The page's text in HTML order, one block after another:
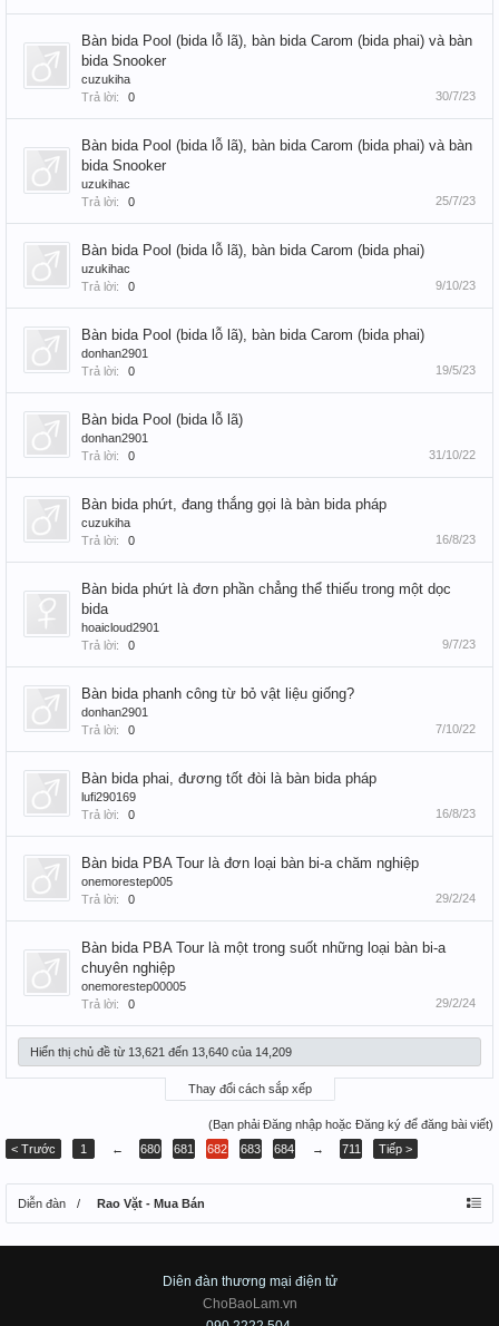
Bàn bida Pool (bida lỗ lã), bàn bida Carom (bida phai) và bàn
bida Snooker
cuzukiha
Trả lời:
0 30/7/23
Bàn bida Pool (bida lỗ lã), bàn bida Carom (bida phai) và bàn
bida Snooker
uzukihac
Trả lời:
0 25/7/23
Bàn bida Pool (bida lỗ lã), bàn bida Carom (bida phai)
uzukihac
Trả lời:
0 9/10/23
Bàn bida Pool (bida lỗ lã), bàn bida Carom (bida phai)
donhan2901
Trả lời:
0 19/5/23
Bàn bida Pool (bida lỗ lã)
donhan2901
Trả lời:
0 31/10/22
Bàn bida phứt, đang thắng gọi là bàn bida pháp
cuzukiha
Trả lời:
0 16/8/23
Bàn bida phứt là đơn phần chẳng thể thiếu trong một dọc
bida
hoaicloud2901
Trả lời:
0 9/7/23
Bàn bida phanh công từ bỏ vật liệu giống?
donhan2901
Trả lời:
0 7/10/22
Bàn bida phai, đương tốt đòi là bàn bida pháp
lufi290169
Trả lời:
0 16/8/23
Bàn bida PBA Tour là đơn loại bàn bi-a chăm nghiệp
onemorestep005
Trả lời:
0 29/2/24
Bàn bida PBA Tour là một trong suốt những loại bàn bi-a
chuyên nghiệp
onemorestep00005
Trả lời:
0 29/2/24
Hiển thị chủ đề từ 13,621 đến 13,640 của 14,209
Thay đổi cách sắp xếp
(Bạn phải Đăng nhập hoặc Đăng ký để đăng bài viết)
< Trước
1 ← 680 681 682 683 684 → 711 Tiếp >
Diễn đàn Rao Vặt - Mua Bán
Diên đàn thương mại điện tử
ChoBaoLam.vn